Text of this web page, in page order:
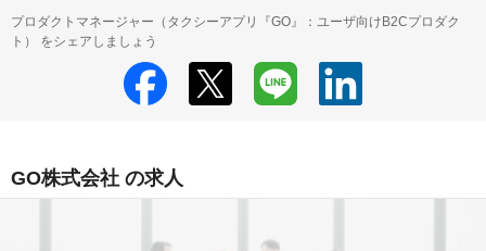
プロダクトマネージャー（タクシーアプリ『GO』：ユーザ向けB2Cプロダク
ト） をシェアしましょう
GO株式会社 の求人